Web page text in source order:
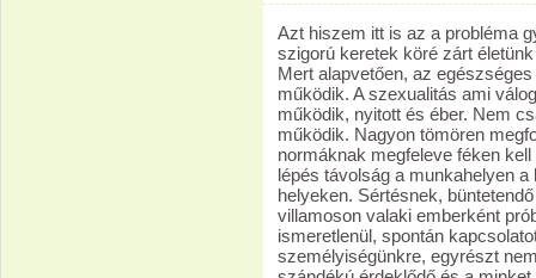
Azt hiszem itt is az a probléma
szigorú keretek köré zárt
Mert alapvetően, az
működik. A szexualitás ami
működik, nyitott és éber. Nem
működik. Nagyon tömören
normáknak megfeleve féken
lépés távolság a munkahelyen
helyeken. Sértésnek,
villamoson valaki emberként
ismeretlenül, spontán
személyiségünkre, egyrészt